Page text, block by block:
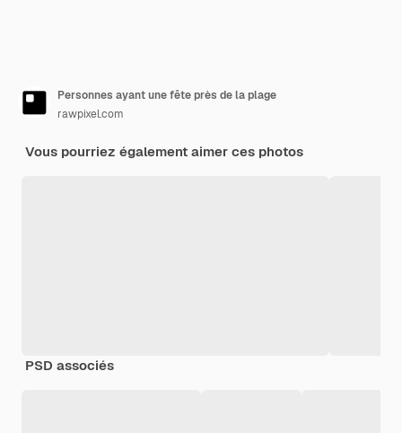
Personnes ayant une fête près de la plage
rawpixel.com
Vous pourriez également aimer ces photos
PSD associés